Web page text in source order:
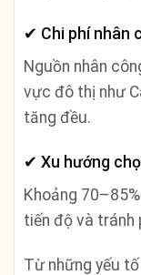
✔ Chi phí nhân
Nguồn nhân
vực đô thị như
tăng đều.
✔ Xu hướng
Khoảng
tiến độ và tránh
Từ những yếu